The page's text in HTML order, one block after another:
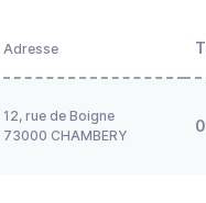
Adresse
12, rue de Boigne
73000 CHAMBERY